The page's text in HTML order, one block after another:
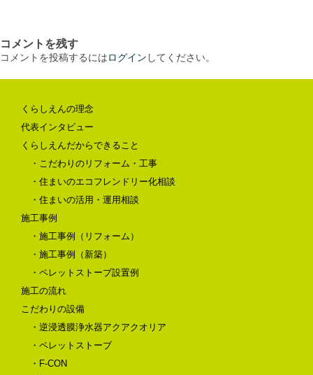
コメントを残す
コメントを投稿するにはログイン してください。
くらしえんの理念
代表インタビュー
くらしえんだからできること
・こだわりのリフォーム・工事
・住まいのエコフレンドリー化相談
・住まいの活用・運用相談
施工事例
・施工事例（リフォーム）
・施工事例（新築）
・ペレットストーブ設置例
施工の流れ
こだわりの設備
・逆浸透膜浄水器アクアクオリア
・ペレットストーブ
・F-CON